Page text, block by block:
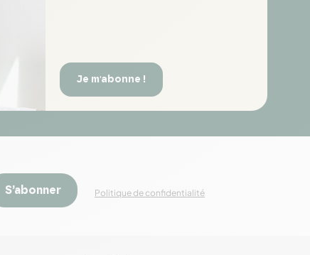
Je m'abonne !
S’abonner Politique de confidentialité